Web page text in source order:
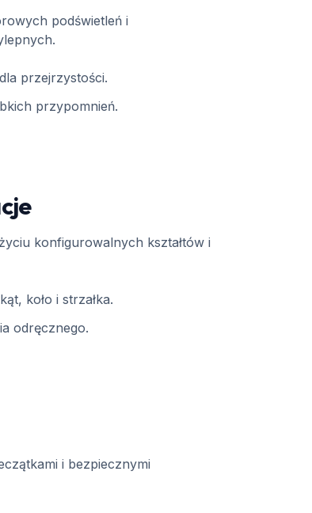
podświetleń i
przejrzystości.
przypomnień.
konfigurowalnych kształtów i
koło i strzałka.
odręcznego.
i bezpiecznymi